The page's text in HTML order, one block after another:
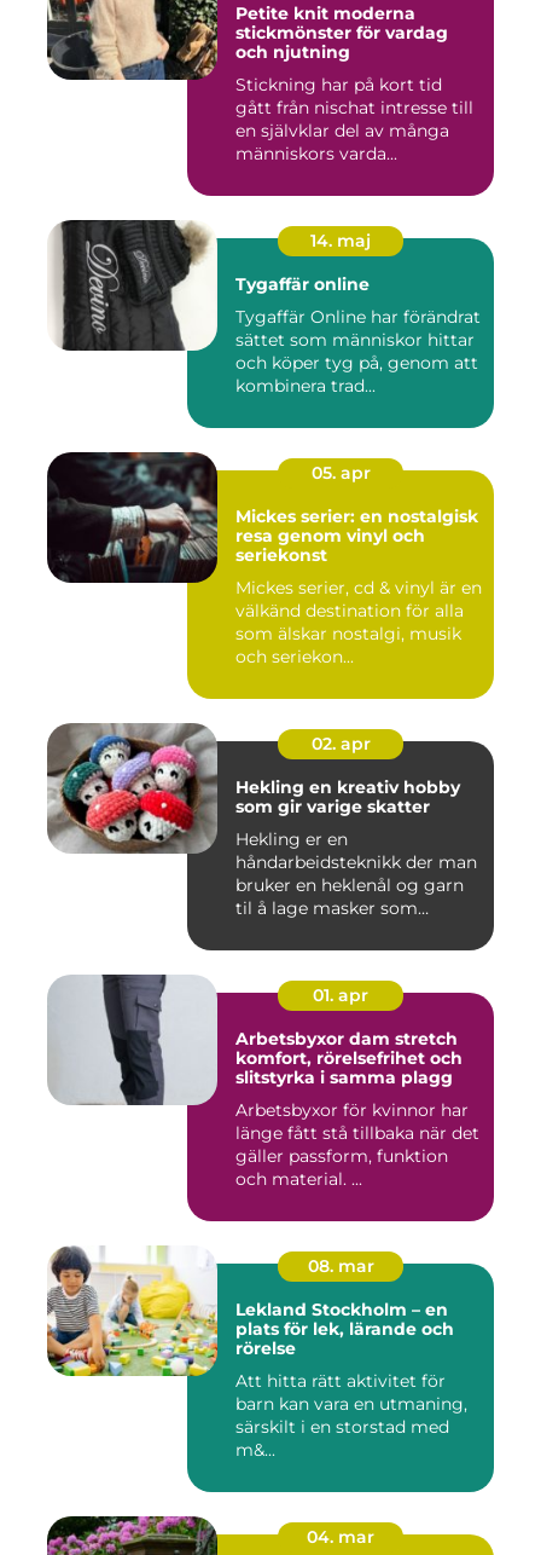
Petite knit moderna
stickmönster för vardag
och njutning
Stickning har på kort tid
gått från nischat intresse till
en självklar del av många
människors varda...
14. maj
Tygaffär online
Tygaffär Online har förändrat
sättet som människor hittar
och köper tyg på, genom att
kombinera trad...
05. apr
Mickes serier: en nostalgisk
resa genom vinyl och
seriekonst
Mickes serier, cd & vinyl är en
välkänd destination för alla
som älskar nostalgi, musik
och seriekon...
02. apr
Hekling en kreativ hobby
som gir varige skatter
Hekling er en
håndarbeidsteknikk der man
bruker en heklenål og garn
til å lage masker som
01. apr
Arbetsbyxor dam stretch
komfort, rörelsefrihet och
slitstyrka i samma plagg
Arbetsbyxor för kvinnor har
länge fått stå tillbaka när det
gäller passform, funktion
och material. ...
08. mar
Lekland Stockholm – en
plats för lek, lärande och
rörelse
Att hitta rätt aktivitet för
barn kan vara en utmaning,
särskilt i en storstad med
m&...
04. mar